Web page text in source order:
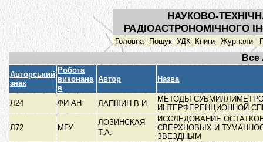
НАУКОВО-
РАДІОАСТРОНОМІЧНОГО
Головна Пошук УДК Книги Журнали
Все
Авторський
знак
Робота
виконана
в
Автор Назва
Л24 ФИ АН ЛАПШИН В.И.
МЕТОДЫ
ИНТЕРФЕРЕНЦИОННОЙ
Л72 МГУ
ЛОЗИНСКАЯ
Т.А.
ИССЛЕДОВАНИЕ
СВЕРХНОВЫХ И
ЗВЕЗДНЫМ